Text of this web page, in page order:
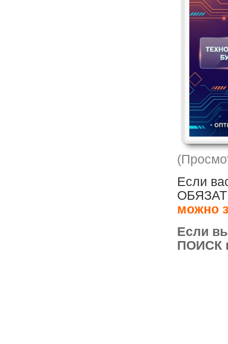
Если
можно
Если
ПОИСК